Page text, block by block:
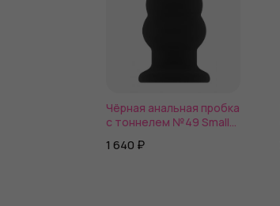
Чёрная анальная пробка
с тоннелем №49 Small
Inch - 7,7 см.
1 640 ₽